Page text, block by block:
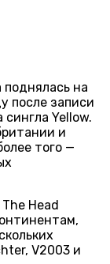
поднялась на
после записи
Yellow.
и
того —
Head
V2003 и